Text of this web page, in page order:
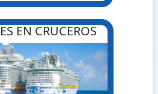
EN CRUCEROS